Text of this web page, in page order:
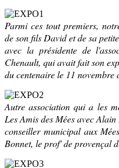
Parmi ces tout premiers,
de son fils David et de sa
avec la présidente de
Chenault, qui avait fait son
du centenaire le 11 novembre
Autre association qui a les
Les Amis des Mées avec
conseiller municipal aux
Bonnet, le prof' de provençal